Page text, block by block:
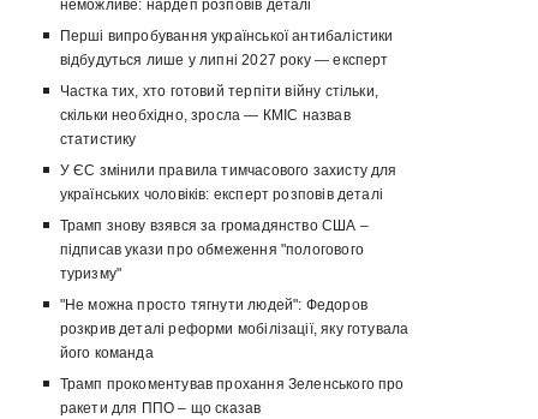
неможливе: нардеп розповів деталі
Перші випробування української антибалістики
відбудуться лише у липні 2027 року — експерт
Частка тих, хто готовий терпіти війну стільки,
скільки необхідно, зросла — КМІС назвав
статистику
У ЄС змінили правила тимчасового захисту для
українських чоловіків: експерт розповів деталі
Трамп знову взявся за громадянство США –
підписав укази про обмеження "пологового
туризму"
"Не можна просто тягнути людей": Федоров
розкрив деталі реформи мобілізації, яку готувала
його команда
Трамп прокоментував прохання Зеленського про
ракети для ППО – що сказав